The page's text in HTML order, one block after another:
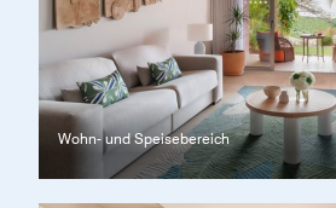
Wohn- und Speisebereich